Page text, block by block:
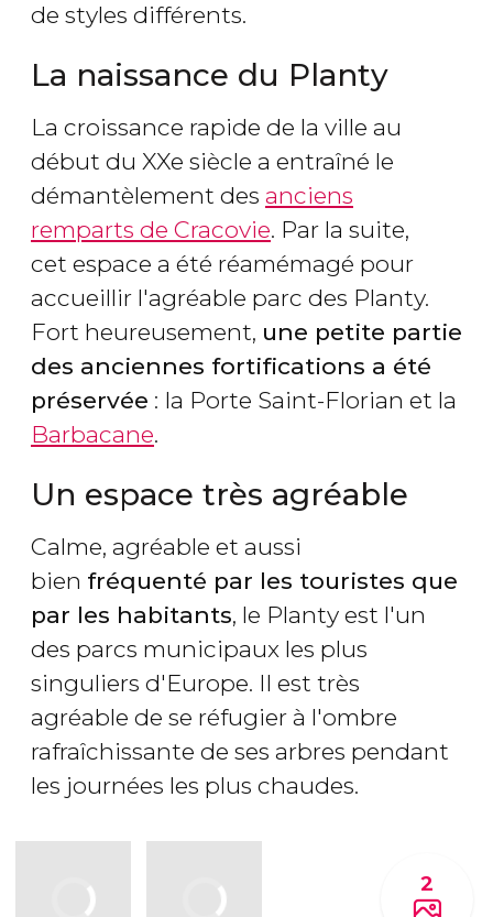
de styles différents.
La naissance du Planty
La croissance rapide de la ville au
début du XXe siècle a entraîné le
démantèlement des anciens
remparts de Cracovie. Par la suite,
cet espace a été réamémagé pour
accueillir l'agréable parc des Planty.
Fort heureusement, une petite partie
des anciennes fortifications a été
préservée : la Porte Saint-Florian et la
Barbacane.
Un espace très agréable
Calme, agréable et aussi
bien fréquenté par les touristes que
par les habitants, le Planty est l'un
des parcs municipaux les plus
singuliers d'Europe. Il est très
agréable de se réfugier à l'ombre
rafraîchissante de ses arbres pendant
les journées les plus chaudes.
2